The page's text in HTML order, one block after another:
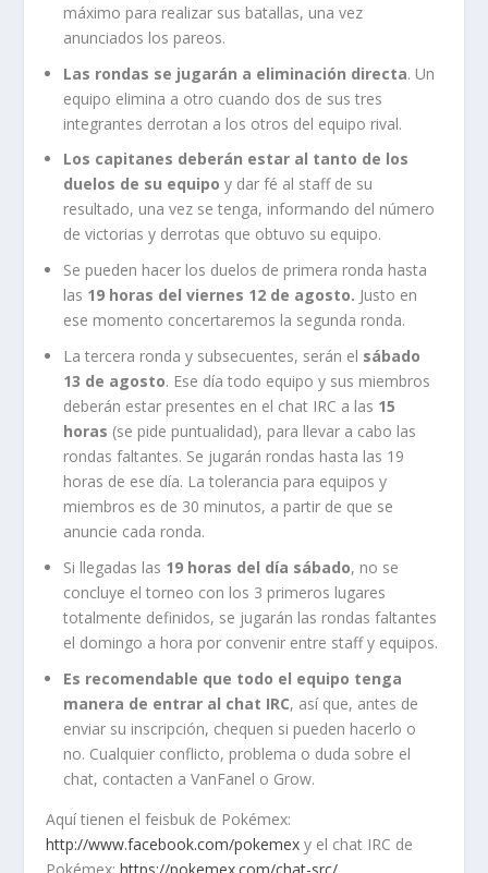
máximo para realizar sus batallas, una vez
anunciados los pareos.
Las rondas se jugarán a eliminación directa. Un
equipo elimina a otro cuando dos de sus tres
integrantes derrotan a los otros del equipo rival.
Los capitanes deberán estar al tanto de los
duelos de su equipo y dar fé al staff de su
resultado, una vez se tenga, informando del número
de victorias y derrotas que obtuvo su equipo.
Se pueden hacer los duelos de primera ronda hasta
las 19 horas del viernes 12 de agosto. Justo en
ese momento concertaremos la segunda ronda.
La tercera ronda y subsecuentes, serán el sábado
13 de agosto. Ese día todo equipo y sus miembros
deberán estar presentes en el chat IRC a las 15
horas (se pide puntualidad), para llevar a cabo las
rondas faltantes. Se jugarán rondas hasta las 19
horas de ese día. La tolerancia para equipos y
miembros es de 30 minutos, a partir de que se
anuncie cada ronda.
Si llegadas las 19 horas del día sábado, no se
concluye el torneo con los 3 primeros lugares
totalmente definidos, se jugarán las rondas faltantes
el domingo a hora por convenir entre staff y equipos.
Es recomendable que todo el equipo tenga
manera de entrar al chat IRC, así que, antes de
enviar su inscripción, chequen si pueden hacerlo o
no. Cualquier conflicto, problema o duda sobre el
chat, contacten a VanFanel o Grow.
Aquí tienen el feisbuk de Pokémex:
http://www.facebook.com/pokemex y el chat IRC de
Pokémex:https://pokemex.com/chat-src/